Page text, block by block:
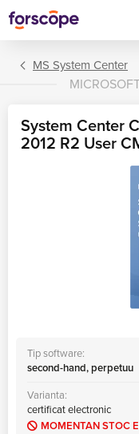
MS Exchange
MS Project Server
MS Skype for
MS System Center
Server CALs
MS System Center
System Center
2012 R2 User
Tip software:
second-hand, perpetuu
Varianta:
certificat electronic
MOMENTAN STOC